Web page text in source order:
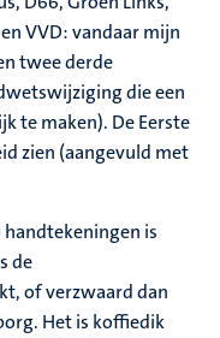
en VVD: vandaar mijn
twee derde
die een
te maken). De Eerste
zien (aangevuld met
is
de
of verzwaard dan
Het is koffiedik